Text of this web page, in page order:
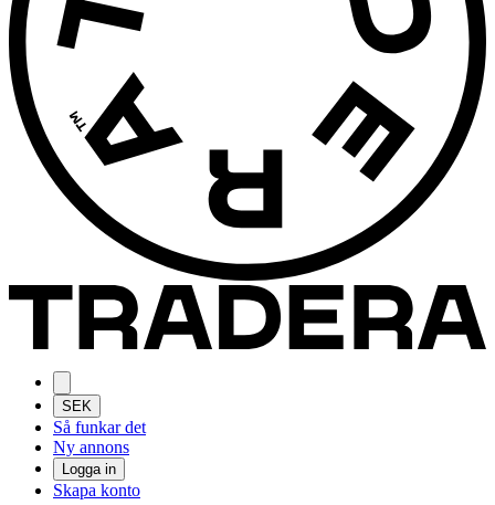
SEK
Så funkar det
Ny annons
Logga in
Skapa konto